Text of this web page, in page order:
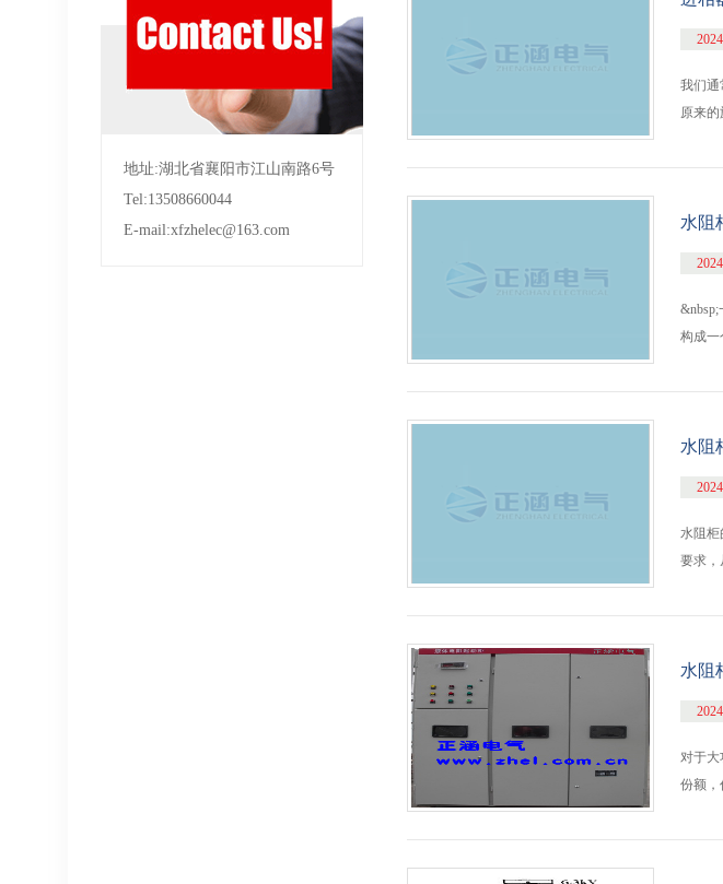
地址:湖北省襄阳市江山南路6号
Tel:13508660044
E-mail:xfzhelec@163.com
我们通
原来
水阻
构成一
水阻
水阻柜
要求，
水阻
对于大
份额，